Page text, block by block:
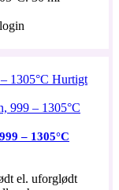
Hurtigt
– 1305°C
el. uforglødt